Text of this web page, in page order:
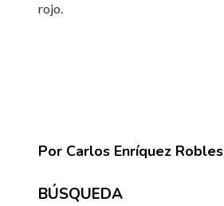
rojo.
Por Carlos Enríquez Robles
BÚSQUEDA